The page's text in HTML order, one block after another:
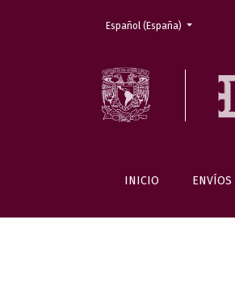
INICIO ENVÍOS
Cambiar el idioma. El actual es:
Español (España)